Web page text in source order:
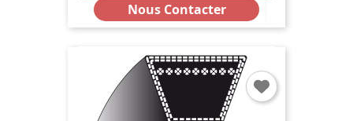
Nous Contacter